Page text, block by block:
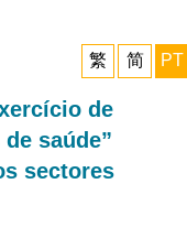
繁 简 PT
de
saúde”
sectores